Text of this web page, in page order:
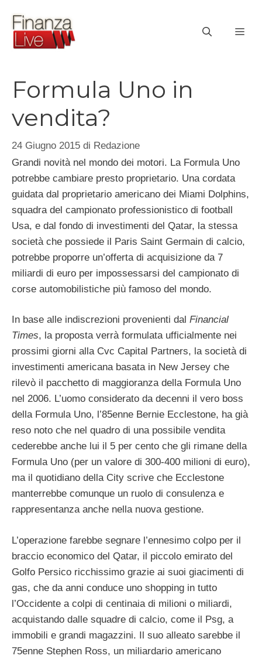
contenuto
Formula Uno in
vendita?
24 Giugno 2015 di Redazione
Grandi novità nel mondo dei motori. La Formula Uno
potrebbe cambiare presto proprietario. Una cordata
guidata dal proprietario americano dei Miami Dolphins,
squadra del campionato professionistico di football
Usa, e dal fondo di investimenti del Qatar, la stessa
società che possiede il Paris Saint Germain di calcio,
potrebbe proporre un’offerta di acquisizione da 7
miliardi di euro per impossessarsi del campionato di
corse automobilistiche più famoso del mondo.
In base alle indiscrezioni provenienti dal Financial
Times, la proposta verrà formulata ufficialmente nei
prossimi giorni alla Cvc Capital Partners, la società di
investimenti americana basata in New Jersey che
rilevò il pacchetto di maggioranza della Formula Uno
nel 2006. L’uomo considerato da decenni il vero boss
della Formula Uno, l’85enne Bernie Ecclestone, ha già
reso noto che nel quadro di una possibile vendita
cederebbe anche lui il 5 per cento che gli rimane della
Formula Uno (per un valore di 300-400 milioni di euro),
ma il quotidiano della City scrive che Ecclestone
manterrebbe comunque un ruolo di consulenza e
rappresentanza anche nella nuova gestione.
L’operazione farebbe segnare l’ennesimo colpo per il
braccio economico del Qatar, il piccolo emirato del
Golfo Persico ricchissimo grazie ai suoi giacimenti di
gas, che da anni conduce uno shopping in tutto
l’Occidente a colpi di centinaia di milioni o miliardi,
acquistando dalle squadre di calcio, come il Psg, a
immobili e grandi magazzini. Il suo alleato sarebbe il
75enne Stephen Ross, un miliardario americano